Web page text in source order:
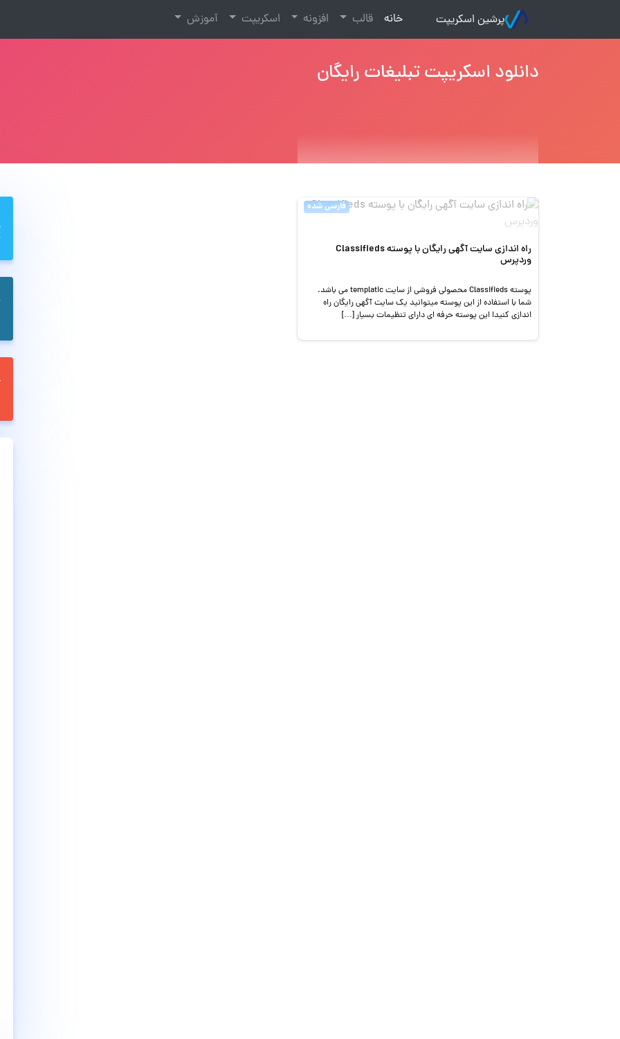
پرشین اسکریپت خانه
(current) قالب افزونه اسکریپت آموزش
دانلود اسکریپت تبلیغات رایگان
فارسی شده
راه اندازی سایت آگهی رایگان با پوسته Classifieds
وردپرس
پوسته Classifieds محصولی فروشی از سایت templatic می باشد.
شما با استفاده از این پوسته میتوانید یک سایت آگهی رایگان راه
اندازی کنید! این پوسته حرفه ای دارای تنظیمات بسیار […]